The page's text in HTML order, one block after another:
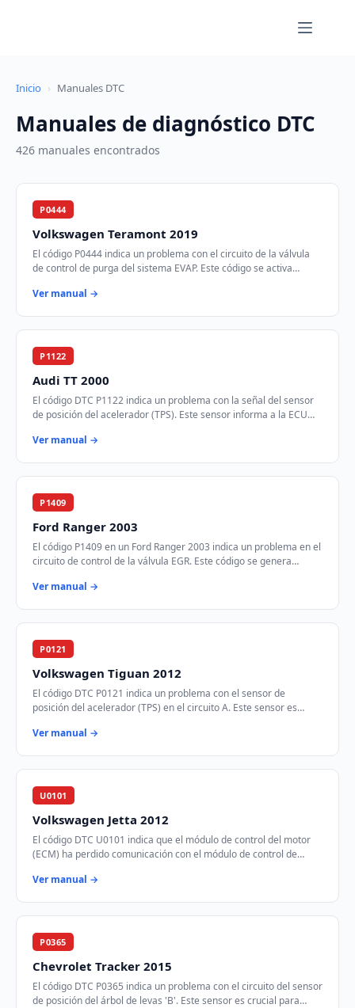
Inicio › Manuales DTC
Manuales de diagnóstico DTC
426 manuales encontrados
P0444
Volkswagen Teramont 2019
El código P0444 indica un problema con el circuito de la válvula
de control de purga del sistema EVAP. Este código se activa
Ver manual →
P1122
Audi TT 2000
El código DTC P1122 indica un problema con la señal del sensor
de posición del acelerador (TPS). Este sensor informa a la ECU
Ver manual →
P1409
Ford Ranger 2003
El código P1409 en un Ford Ranger 2003 indica un problema en el
circuito de control de la válvula EGR. Este código se genera
Ver manual →
P0121
Volkswagen Tiguan 2012
El código DTC P0121 indica un problema con el sensor de
posición del acelerador (TPS) en el circuito A. Este sensor es
Ver manual →
U0101
Volkswagen Jetta 2012
El código DTC U0101 indica que el módulo de control del motor
(ECM) ha perdido comunicación con el módulo de control de
Ver manual →
P0365
Chevrolet Tracker 2015
El código DTC P0365 indica un problema con el circuito del sensor
de posición del árbol de levas 'B'. Este sensor es crucial para